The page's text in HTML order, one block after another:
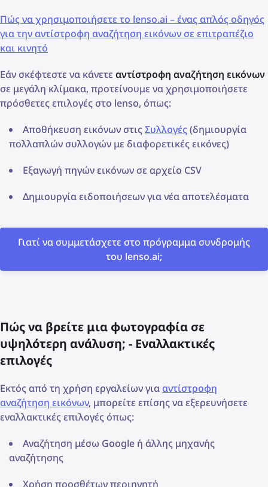
Πώς να χρησιμοποιήσετε το lenso.ai – ένας απλός οδηγός
για την αντίστροφη αναζήτηση εικόνων σε επιτραπέζιο
και κινητό
Εάν σκέφτεστε να κάνετε αντίστροφη αναζήτηση εικόνων
σε μεγάλη κλίμακα, προτείνουμε να χρησιμοποιήσετε
πρόσθετες επιλογές στο lenso, όπως:
Αποθήκευση εικόνων στις Συλλογές (δημιουργία
πολλαπλών συλλογών με διαφορετικές εικόνες)
Εξαγωγή πηγών εικόνων σε αρχείο CSV
Δημιουργία ειδοποιήσεων για νέα αποτελέσματα
Γιατί να συμμετάσχετε στο πρόγραμμα συνδρομής
του lenso.ai;
Πώς να βρείτε μια φωτογραφία σε
υψηλότερη ανάλυση; - Εναλλακτικές
επιλογές
Εκτός από τη χρήση εργαλείων γιααντίστροφη
αναζήτηση εικόνων, μπορείτε επίσης να εξερευνήσετε
εναλλακτικές επιλογές όπως:
Αναζήτηση μέσω Google ή άλλης μηχανής
αναζήτησης
Χρήση προσθέτων περιηγητή